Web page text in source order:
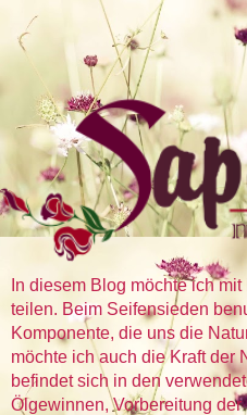
In diesem Blog möchte ich
teilen. Beim Seifensieden
Komponente, die uns die
möchte ich auch die Kraft der
befindet sich in den
Ölgewinnen, Vorbereitung